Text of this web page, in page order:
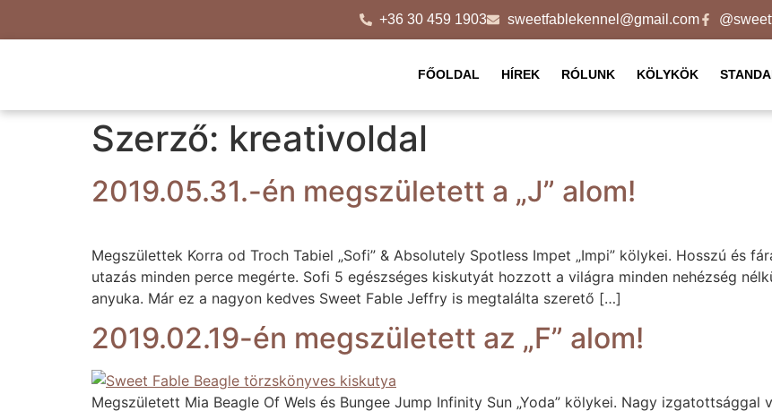
+36 30 459 1903 sweetfablekennel@gmail.com
FŐOLDAL HÍREK RÓLUNK KÖLYKÖK
Szerző: kreativoldal
2019.05.31.-én megszületett a „J” alom!
Megszülettek Korra od Troch Tabiel „Sofi” & Absolutely Spotless Impet „Impi” kölykei. Hosszú és
utazás minden perce megérte. Sofi 5 egészséges kiskutyát hozzott a világra minden nehézség
anyuka. Már ez a nagyon kedves Sweet Fable Jeffry is megtalálta szerető […]
2019.02.19-én megszületett az „F” alom!
Megszületett Mia Beagle Of Wels és Bungee Jump Infinity Sun „Yoda” kölykei. Nagy